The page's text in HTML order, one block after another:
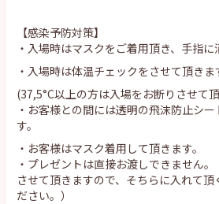
【感染予防対策】
・入場時はマスクをご着用頂き、手指に
・入場時は体温チェックをさせて頂きま
(37,5°C以上の方は入場をお断りさせて
・お客様との間には透明の飛沫防止シ
す。
・お客様はマスク着用して頂きます。
・プレゼントは直接お渡しできません
させて頂きますので、そちらに入れて頂
ださい。）